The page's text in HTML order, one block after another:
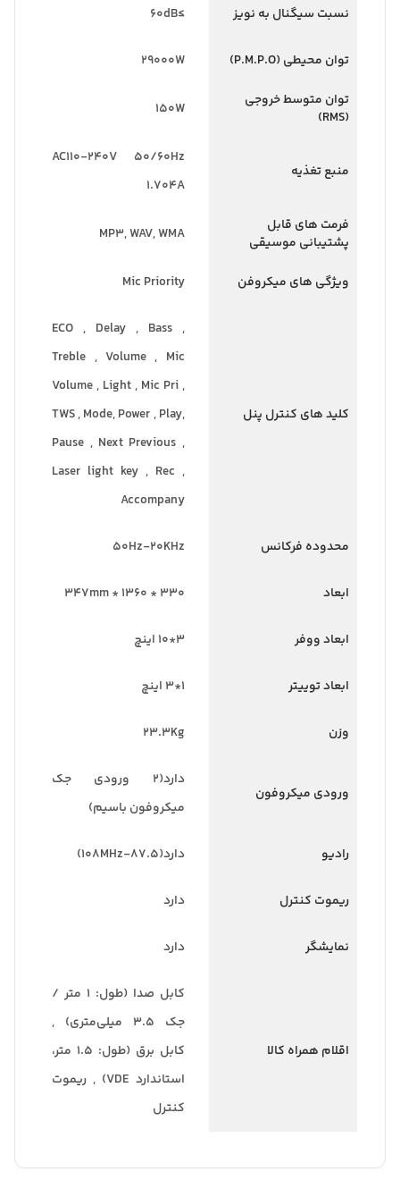
نسبت سیگنال به نویز ≥60dB
توان محیطی (P.M.P.O)
29000W
توان متوسط خروجی
(RMS)
150W
منبع تغذیه
AC110-240V 50/60Hz
1.704A
فرمت های قابل
پشتیبانی موسیقی
MP3, WAV, WMA
ویژگی های میکروفن Mic Priority
کلید های کنترل پنل
ECO , Delay , Bass ,
Treble , Volume , Mic
Volume , Light , Mic Pri ,
TWS , Mode, Power , Play,
Pause , Next Previous ,
Laser light key , Rec ,
Accompany
محدوده فرکانس 50Hz-20KHz
ابعاد 330 * 1360 * 347mm
ابعاد ووفر 3*10 اینچ
ابعاد توییتر 1*3 اینچ
وزن 23.3Kg
ورودی میکروفون
دارد(۲ ورودی جک
میکروفون باسیم)
رادیو دارد(87.5-108MHz)
ریموت کنترل دارد
نمایشگر دارد
اقلام همراه کالا
کابل صدا (طول: ۱ متر /
جک ۳.۵ میلی‌متری) ,
کابل برق (طول: ۱.۵ متر،
استاندارد VDE) , ریموت
کنترل